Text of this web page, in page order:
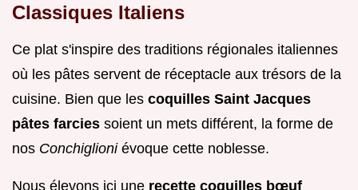
Classiques Italiens
Ce plat s'inspire des traditions régionales italiennes
où les pâtes servent de réceptacle aux trésors de la
cuisine. Bien que les coquilles Saint Jacques
pâtes farcies soient un mets différent, la forme de
nos Conchiglioni évoque cette noblesse.
Nous élevons ici une recette coquilles bœuf